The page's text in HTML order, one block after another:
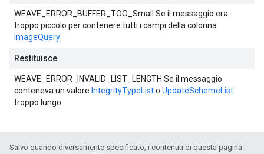
WEAVE_ERROR_BUFFER_TOO_Small Se il messaggio era
troppo piccolo per contenere tutti i campi della colonna
ImageQuery
Restituisce
WEAVE_ERROR_INVALID_LIST_LENGTH Se il messaggio
conteneva un valore IntegrityTypeListo UpdateSchemeList
troppo lungo
Salvo quando diversamente specificato, i contenuti di questa pagina